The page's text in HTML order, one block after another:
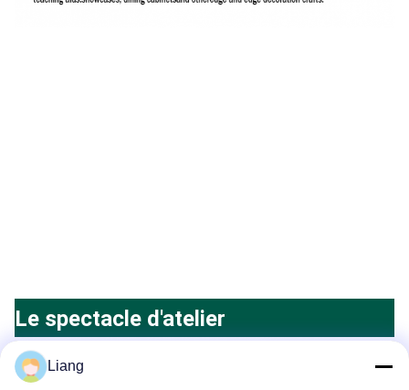
Le spectacle d'atelier
Liang